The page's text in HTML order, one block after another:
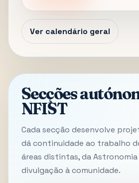
Ver calendário geral
Secções
NFIST
Cada secção desenvolve
dá continuidade ao trabalho
áreas distintas, da
divulgação à comunidade.